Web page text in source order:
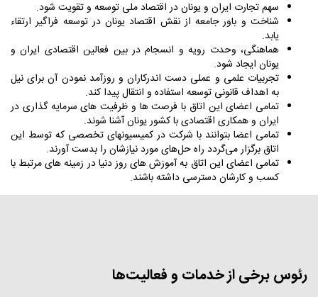
سهم تجارت ایران و یونان در اقتصاد ملی توسعه و تقویت شود.
شناخت و باور جامعه از نقش اقتصاد یونان در توسعه فراگیر ارتقاء
یابد.
هماهنگی، وحدت رویه و انسجام در بین فعالین اقتصادی ایران و
یونان ایجاد شود.
تجربیات علمی و عملی دست اندرکاران و روزآمد نمودن آن برای نیل
به اهداف قانونی توسعه استفاده و انتقال پیدا کند.
تمامی اعضای این اتاق با فرصت ها و ظرفیت های سرمایه گذاری در
ایران و همکاری اقتصادی با کشور یونان آشنا شوند.
تمامی اعضا بتوانند با شرکت در کمیسیونهای تخصصی که توسط این
اتاق برگزار می‌گردد راه حل‌های مورد نیازشان را بدست آورند.
تمامی اعضای این اتاق به آموزش های روز دنیا در زمینه های مرتبط با
کسب و کارشان دسترسی داشته باشند.
رئوس برخی از خدمات و فعالیت‌ها